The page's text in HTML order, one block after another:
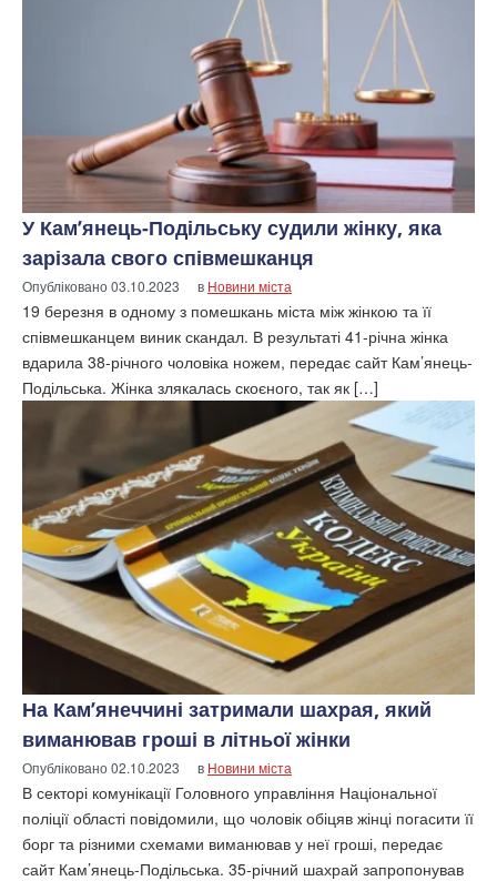
У Кам’янець-Подільську судили жінку, яка
зарізала свого співмешканця
Опубліковано03.10.2023 в Новини міста
19 березня в одному з помешкань міста між жінкою та її
співмешканцем виник скандал. В результаті 41-річна жінка
вдарила 38-річного чоловіка ножем, передає сайт Кам’янець-
Подільська. Жінка злякалась скоєного, так як […]
На Кам’янеччині затримали шахрая, який
виманював гроші в літньої жінки
Опубліковано02.10.2023 в Новини міста
В секторі комунікації Головного управління Національної
поліції області повідомили, що чоловік обіцяв жінці погасити її
борг та різними схемами виманював у неї гроші, передає
сайт Кам’янець-Подільська. 35-річний шахрай запропонував